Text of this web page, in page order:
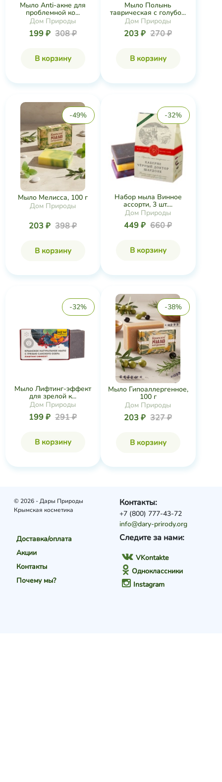
Мыло Anti-акне для
проблемной ко...
Дом Природы
199 ₽ 308 ₽
В корзину
Мыло Полынь
таврическая с голубо...
Дом Природы
203 ₽ 270 ₽
В корзину
-49%
Мыло Мелисса, 100 г
Дом Природы
203 ₽ 398 ₽
В корзину
-32%
Набор мыла Винное
ассорти, 3 шт....
Дом Природы
449 ₽ 660 ₽
В корзину
-32%
Мыло Лифтинг-эффект
для зрелой к...
Дом Природы
199 ₽ 291 ₽
В корзину
-38%
Мыло Гипоаллергенное,
100 г
Дом Природы
203 ₽ 327 ₽
В корзину
© 2026 - Дары Природы
Крымская косметика
Доставка/оплата
Акции
Контакты
Почему мы?
Следите за нами:
VKontakte
Одноклассники
Instagram
Контакты:
+7 (800) 777-43-72
info@dary-prirody.org